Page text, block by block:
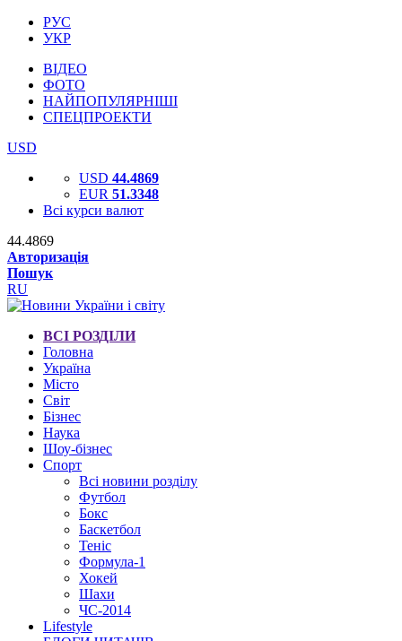
РУС
УКР
ВІДЕО
ФОТО
НАЙПОПУЛЯРНІШІ
СПЕЦПРОЕКТИ
USD
USD 44.4869
EUR 51.3348
Всі курси валют
44.4869
Авторизація
Пошук
RU
ВСІ РОЗДІЛИ
Головна
Україна
Місто
Світ
Бізнес
Наука
Шоу-бізнес
Спорт
Всі новини розділу
Футбол
Бокс
Баскетбол
Теніс
Формула-1
Хокей
Шахи
ЧС-2014
Lifestyle